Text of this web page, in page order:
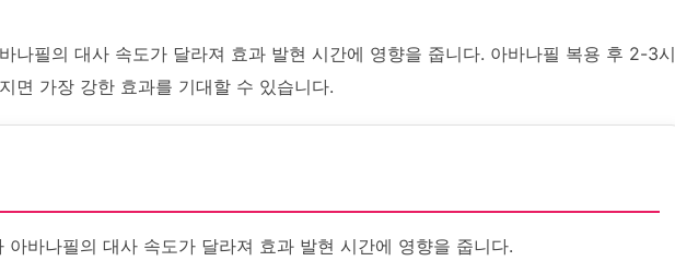
나필의 대사 속도가 달라져 효과 발현 시간에 영향을 줍니다. 아바나필 복용 후 2-3시
면 가장 강한 효과를 기대할 수 있습니다.
아바나필의 대사 속도가 달라져 효과 발현 시간에 영향을 줍니다.